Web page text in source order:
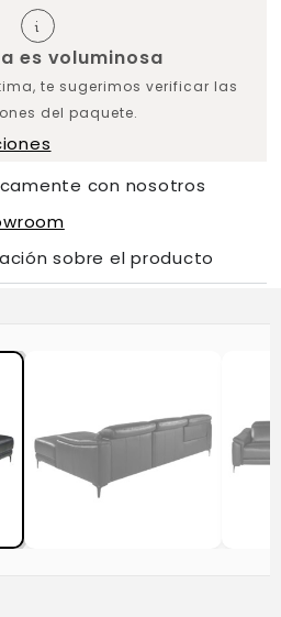
es voluminosa
te sugerimos verificar las
del paquete.
con nosotros
sobre el producto